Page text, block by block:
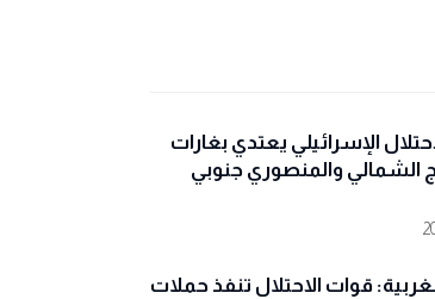
الإسرائيلي يعتدي بغارات
الشمالي والمنصوري جنوبي
قوات الاحتلال تنفذ حملات